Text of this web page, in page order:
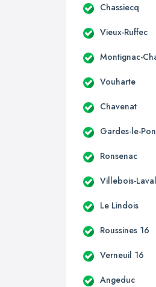
Chassiecq
Vieux-Ruffec
Montignac-
Vouharte
Chavenat
Gardes-le-
Ronsenac
Villebois-
Le Lindois
Roussines 16
Verneuil 16
Angeduc